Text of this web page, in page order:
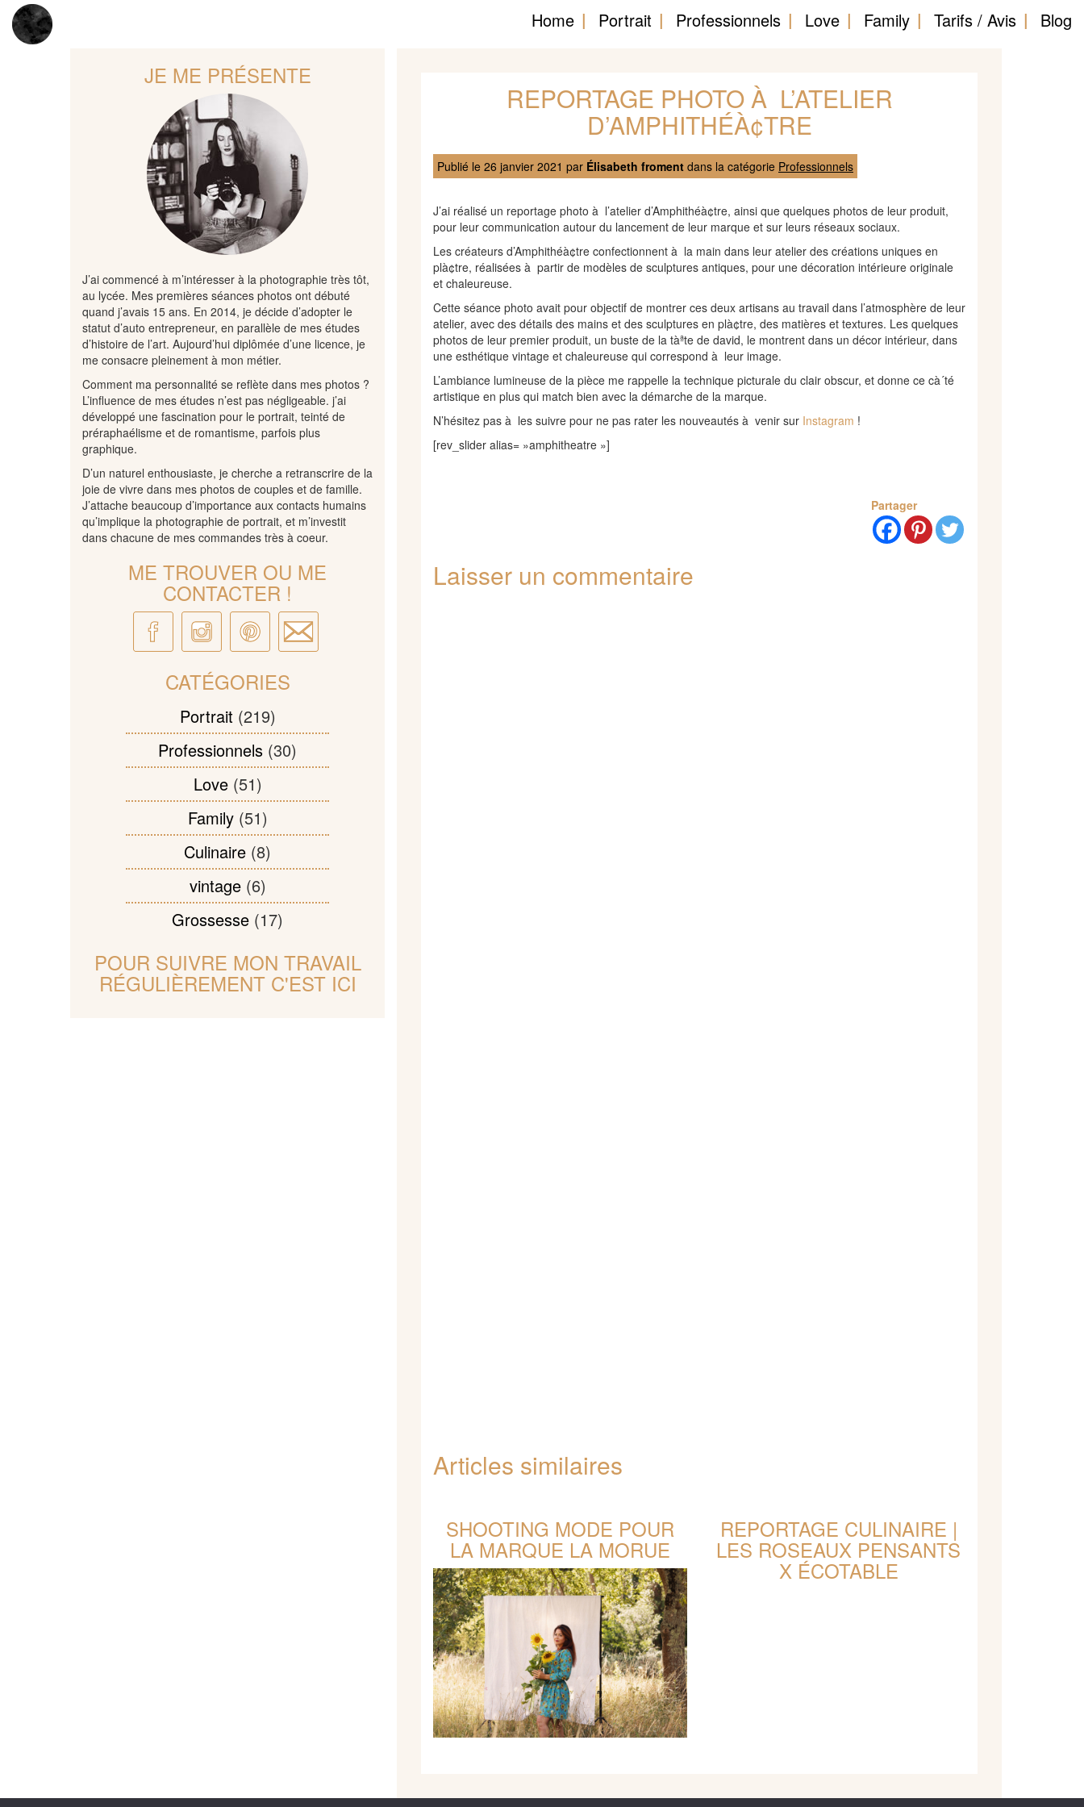
Home Portrait Professionnels Love Family Tarifs / Avis Blog
JE ME PRÉSENTE
J’ai commencé à m’intéresser à la photographie très tôt,
au lycée. Mes premières séances photos ont débuté
quand j’avais 15 ans. En 2014, je décide d’adopter le
statut d’auto entrepreneur, en parallèle de mes études
d’histoire de l’art. Aujourd’hui diplômée d’une licence, je
me consacre pleinement à mon métier.
Comment ma personnalité se reflète dans mes photos ?
L’influence de mes études n’est pas négligeable. j’ai
développé une fascination pour le portrait, teinté de
préraphaélisme et de romantisme, parfois plus
graphique.
D’un naturel enthousiaste, je cherche a retranscrire de la
joie de vivre dans mes photos de couples et de famille.
J’attache beaucoup d’importance aux contacts humains
qu’implique la photographie de portrait, et m’investit
dans chacune de mes commandes très à coeur.
ME TROUVER OU ME
CONTACTER !
CATÉGORIES
Portrait (219)
Professionnels (30)
Love(51)
Family(51)
Culinaire (8)
vintage(6)
Grossesse (17)
POUR SUIVRE MON TRAVAIL
RÉGULIÈREMENT C'EST ICI
REPORTAGE PHOTO À L’ATELIER
D’AMPHITHÉÀ¢TRE
Publié le 26 janvier 2021 par Élisabeth froment dans la catégorie Professionnels
J’ai réalisé un reportage photo à l’atelier d’Amphithéà¢tre, ainsi que quelques photos de leur produit,
pour leur communication autour du lancement de leur marque et sur leurs réseaux sociaux.
Les créateurs d’Amphithéà¢tre confectionnent à la main dans leur atelier des créations uniques en
plà¢tre, réalisées à partir de modèles de sculptures antiques, pour une décoration intérieure originale
et chaleureuse.
Cette séance photo avait pour objectif de montrer ces deux artisans au travail dans l’atmosphère de leur
atelier, avec des détails des mains et des sculptures en plà¢tre, des matières et textures. Les quelques
photos de leur premier produit, un buste de la tàªte de david, le montrent dans un décor intérieur, dans
une esthétique vintage et chaleureuse qui correspond à leur image.
L’ambiance lumineuse de la pièce me rappelle la technique picturale du clair obscur, et donne ce cà´té
artistique en plus qui match bien avec la démarche de la marque.
N’hésitez pas à les suivre pour ne pas rater les nouveautés à venir sur Instagram !
[rev_slider alias= »amphitheatre »]
Partager
Laisser un commentaire
Articles similaires
SHOOTING MODE POUR
LA MARQUE LA MORUE
REPORTAGE CULINAIRE |
LES ROSEAUX PENSANTS
X ÉCOTABLE